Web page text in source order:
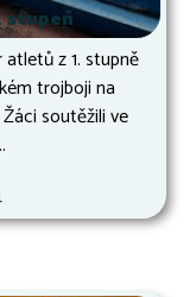
z 1. stupně
trojboji na
soutěžili ve